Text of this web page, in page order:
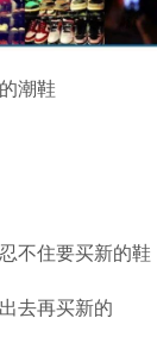
潮鞋
不住要买新的鞋
去再买新的